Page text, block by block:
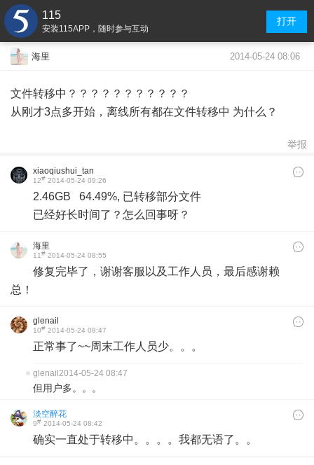
115
安装115APP，随时参与互动
打开
海里 2014-05-24 08:06
文件转移中？？？？？？？？？？？
从刚才3点多开始，离线所有都在文件转移中 为什么？
举报
xiaoqiushui_tan
12# 2014-05-24 09:26
​2.46GB 64.49%, 已转移部分文件
已经好长时间了？怎么回事呀？
海里
11# 2014-05-24 08:55
修复完毕了，谢谢客服以及工作人员，最后感谢赖
总！
glenail
10# 2014-05-24 08:47
正常事了~~周末工作人员少。。。
glenail 2014-05-24 08:47
但用户多。。。
淡空醉花
9# 2014-05-24 08:42
确实一直处于转移中。。。。我都无语了。。